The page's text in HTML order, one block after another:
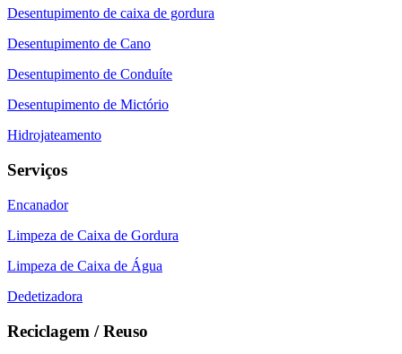
Desentupimento de caixa de gordura
Desentupimento de Cano
Desentupimento de Conduíte
Desentupimento de Mictório
Hidrojateamento
Serviços
Encanador
Limpeza de Caixa de Gordura
Limpeza de Caixa de Água
Dedetizadora
Reciclagem / Reuso